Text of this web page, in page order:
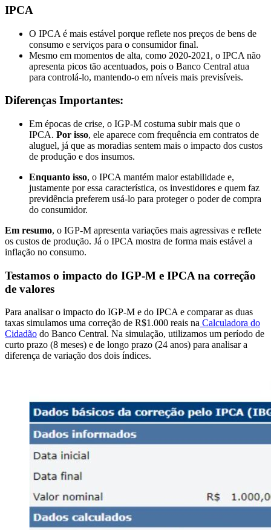
IPCA
O IPCA é mais estável porque reflete nos preços de bens de
consumo e serviços para o consumidor final.
Mesmo em momentos de alta, como 2020-2021, o IPCA não
apresenta picos tão acentuados, pois o Banco Central atua
para controlá-lo, mantendo-o em níveis mais previsíveis.
Diferenças Importantes:
Em épocas de crise, o IGP-M costuma subir mais que o
IPCA. Por isso, ele aparece com frequência em contratos de
aluguel, já que as moradias sentem mais o impacto dos custos
de produção e dos insumos.
Enquanto isso, o IPCA mantém maior estabilidade e,
justamente por essa característica, os investidores e quem faz
previdência preferem usá-lo para proteger o poder de compra
do consumidor.
Em resumo, o IGP-M apresenta variações mais agressivas e reflete
os custos de produção. Já o IPCA mostra de forma mais estável a
inflação no consumo.
Testamos o impacto do IGP-M e IPCA na correção
de valores
Para analisar o impacto do IGP-M e do IPCA e comparar as duas
taxas simulamos uma correção de R$1.000 reais na Calculadora do
Cidadão do Banco Central. Na simulação, utilizamos um período de
curto prazo (8 meses) e de longo prazo (24 anos) para analisar a
diferença de variação dos dois índices.